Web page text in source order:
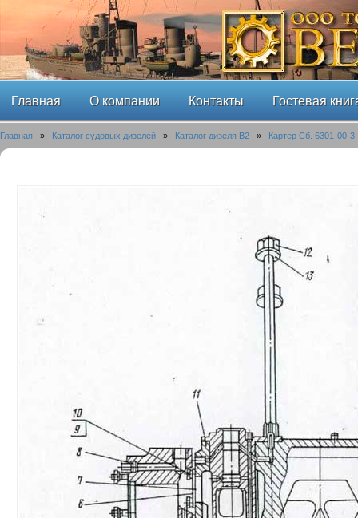
Главная О компании Контакты Гостевая
Главная » Каталог судовых дизелей » Каталог дизеля B2 » Картер Сб. 6301-00-3